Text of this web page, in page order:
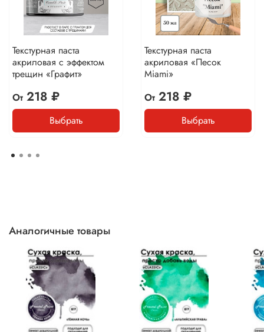
Текстурная паста
акриловая с эффектом
трещин «Графит»
От218 ₽
Выбрать
Текстурная паста
акриловая «Песок
Miami»
От218 ₽
Выбрать
Аналогичные товары